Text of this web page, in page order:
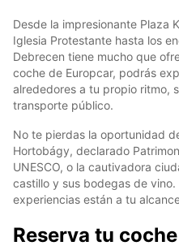
Desde la impresionante Plaza
Iglesia Protestante hasta los
Debrecen tiene mucho que
coche de Europcar, podrás
alrededores a tu propio ritmo,
transporte público.
No te pierdas la oportunidad
Hortobágy, declarado
UNESCO, o la cautivadora
castillo y sus bodegas de
experiencias están a tu
Reserva tu